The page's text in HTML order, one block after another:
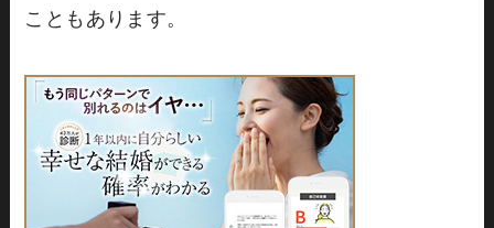
こともあります。